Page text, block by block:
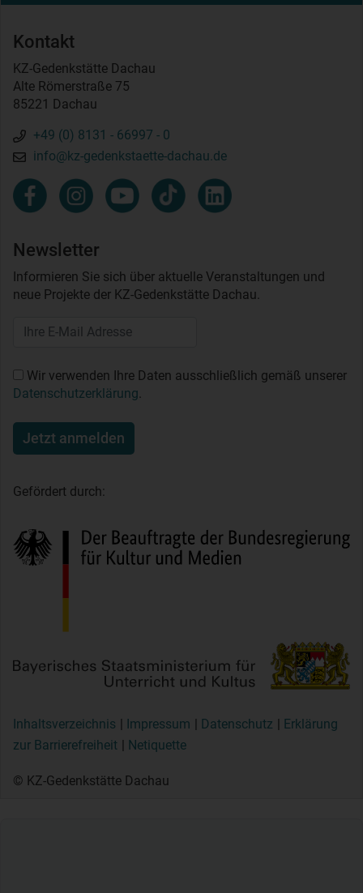
Kontakt
KZ-Gedenkstätte Dachau
Alte Römerstraße 75
85221 Dachau
+49 (0) 8131 - 66997 - 0
info@kz-gedenkstaette-dachau.de
Newsletter
Informieren Sie sich über aktuelle Veranstaltungen und
neue Projekte der KZ-Gedenkstätte Dachau.
Wir verwenden Ihre Daten ausschließlich gemäß unserer
Datenschutzerklärung.
Jetzt anmelden
Gefördert durch:
Inhaltsverzeichnis Impressum Datenschutz
Erklärung
zur Barrierefreiheit
Netiquette
© KZ-Gedenkstätte Dachau